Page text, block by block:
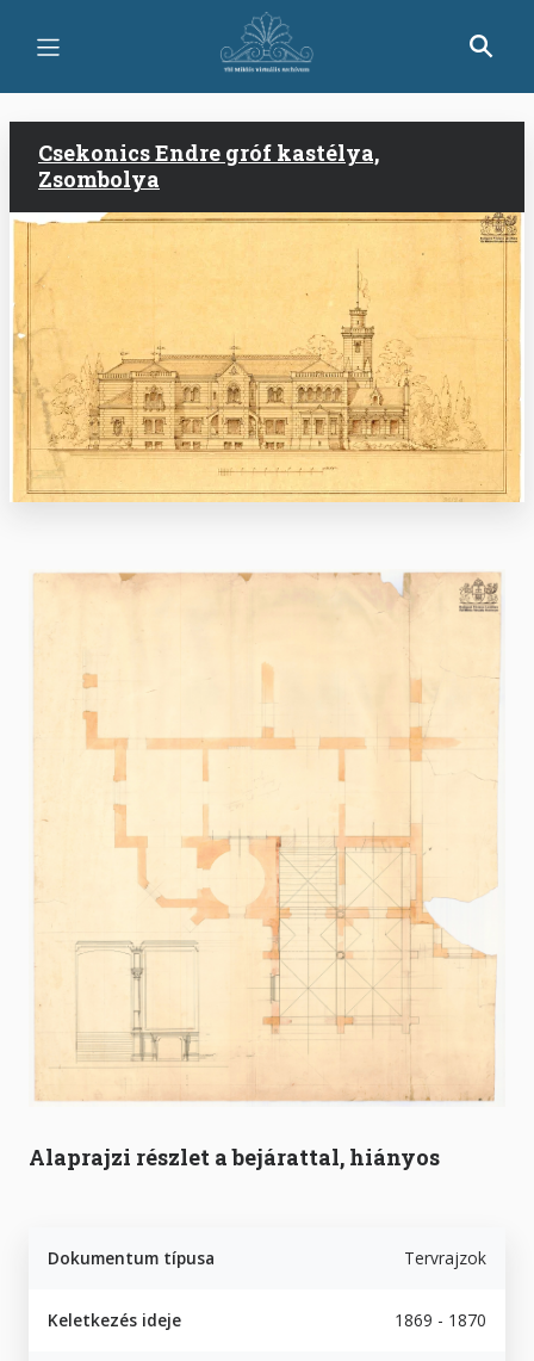
tartalomra
Csekonics Endre gróf kastélya,
Zsombolya
Alaprajzi részlet a bejárattal, hiányos
Dokumentum típusa Tervrajzok
Keletkezés ideje 1869 - 1870